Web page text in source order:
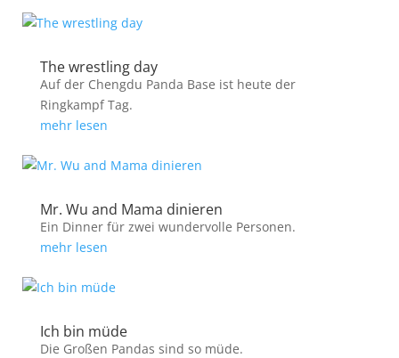
The wrestling day
Auf der Chengdu Panda Base ist heute der
Ringkampf Tag.
mehr lesen
Mr. Wu and Mama dinieren
Ein Dinner für zwei wundervolle Personen.
mehr lesen
Ich bin müde
Die Großen Pandas sind so müde.